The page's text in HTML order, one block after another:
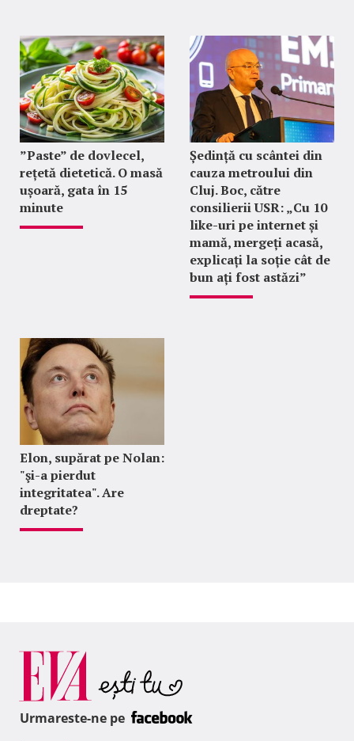
”Paste” de dovlecel,
rețetă dietetică. O masă
ușoară, gata în 15
minute
Ședință cu scântei din
cauza metroului din
Cluj. Boc, către
consilierii USR: „Cu 10
like-uri pe internet și
mamă, mergeți acasă,
explicați la soție cât de
bun ați fost astăzi”
Elon, supărat pe Nolan:
"şi-a pierdut
integritatea". Are
dreptate?
Urmareste-ne pe